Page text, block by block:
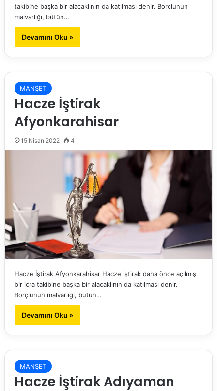
takibine başka bir alacaklının da katılması denir. Borçlunun
malvarlığı, bütün…
Devamını Oku »
MANŞET
Hacze İştirak
Afyonkarahisar
15 Nisan 2022 4
Hacze İştirak Afyonkarahisar Hacze iştirak daha önce açılmış
bir icra takibine başka bir alacaklının da katılması denir.
Borçlunun malvarlığı, bütün…
Devamını Oku »
MANŞET
Hacze İştirak Adıyaman